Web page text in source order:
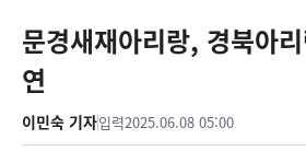
문경새재아리랑, 경북아
연
이민숙 기자입력2025.06.08 05:00